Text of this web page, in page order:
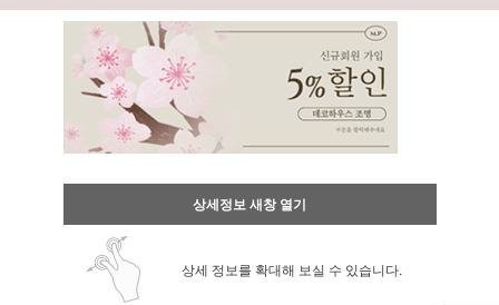
상세정보 새창 열기
상세 정보를 확대해 보실 수 있습니다.